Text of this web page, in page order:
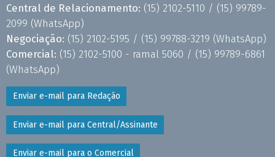
Central de Relacionamento: (15) 2102-5110 / (15) 99789-
2099 (WhatsApp)
Negociação: (15) 2102-5195 / (15) 99788-3219 (WhatsApp)
Comercial: (15) 2102-5100 - ramal 5060 / (15) 99789-6861
(WhatsApp)
Enviar e-mail para Redação
Enviar e-mail para Central/Assinante
Enviar e-mail para o Comercial